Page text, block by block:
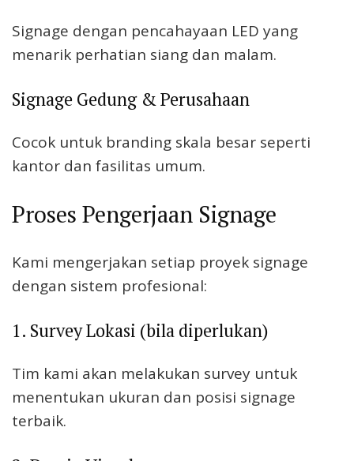
Signage dengan pencahayaan LED yang
menarik perhatian siang dan malam.
Signage Gedung & Perusahaan
Cocok untuk branding skala besar seperti
kantor dan fasilitas umum.
Proses Pengerjaan Signage
Kami mengerjakan setiap proyek signage
dengan sistem profesional:
1. Survey Lokasi (bila diperlukan)
Tim kami akan melakukan survey untuk
menentukan ukuran dan posisi signage
terbaik.